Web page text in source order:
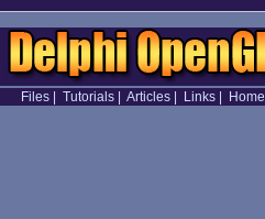
Files| Tutorials| Articles| Links| Home